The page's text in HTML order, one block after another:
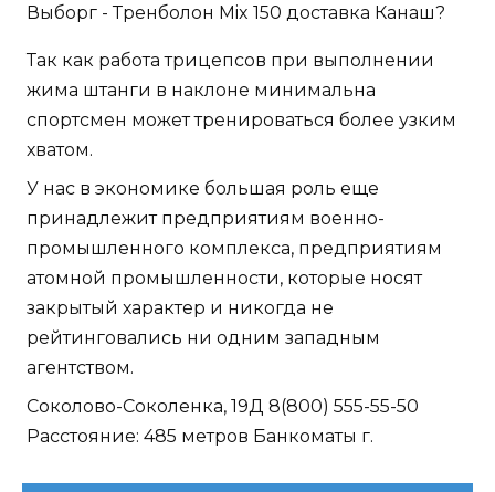
Выборг - Тренболон Mix 150 доставка Канаш?
Так как работа трицепсов при выполнении
жима штанги в наклоне минимальна
спортсмен может тренироваться более узким
хватом.
У нас в экономике большая роль еще
принадлежит предприятиям военно-
промышленного комплекса, предприятиям
атомной промышленности, которые носят
закрытый характер и никогда не
рейтинговались ни одним западным
агентством.
Соколово-Соколенка, 19Д 8(800) 555-55-50
Расстояние: 485 метров Банкоматы г.